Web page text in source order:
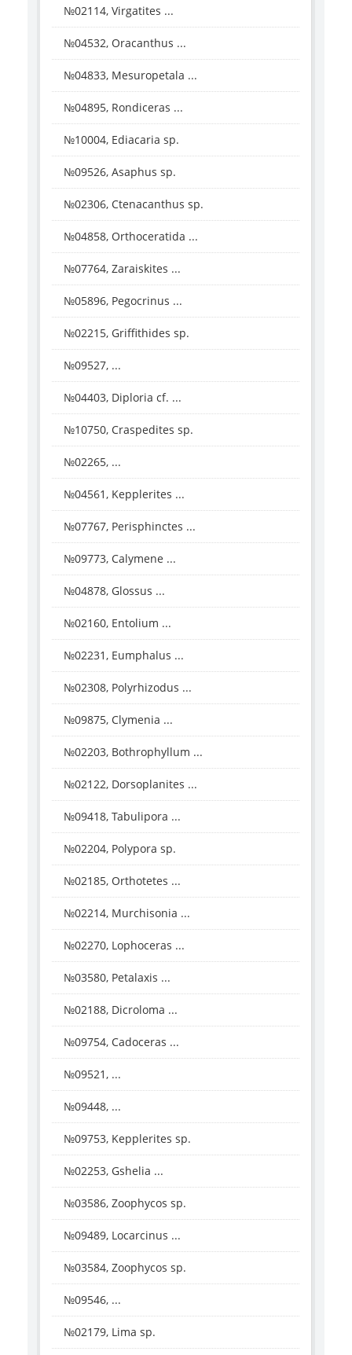
№02114, Virgatites ...
№04532, Oracanthus ...
№04833, Mesuropetala ...
№04895, Rondiceras ...
№10004, Ediacaria sp.
№09526, Asaphus sp.
№02306, Ctenacanthus sp.
№04858, Orthoceratida ...
№07764, Zaraiskites ...
№05896, Pegocrinus ...
№02215, Griffithides sp.
№09527, ...
№04403, Diploria cf. ...
№10750, Craspedites sp.
№02265, ...
№04561, Kepplerites ...
№07767, Perisphinctes ...
№09773, Calymene ...
№04878, Glossus ...
№02160, Entolium ...
№02231, Eumphalus ...
№02308, Polyrhizodus ...
№09875, Clymenia ...
№02203, Bothrophyllum ...
№02122, Dorsoplanites ...
№09418, Tabulipora ...
№02204, Polypora sp.
№02185, Orthotetes ...
№02214, Murchisonia ...
№02270, Lophoceras ...
№03580, Petalaxis ...
№02188, Dicroloma ...
№09754, Cadoceras ...
№09521, ...
№09448, ...
№09753, Kepplerites sp.
№02253, Gshelia ...
№03586, Zoophycos sp.
№09489, Locarcinus ...
№03584, Zoophycos sp.
№09546, ...
№02179, Lima sp.